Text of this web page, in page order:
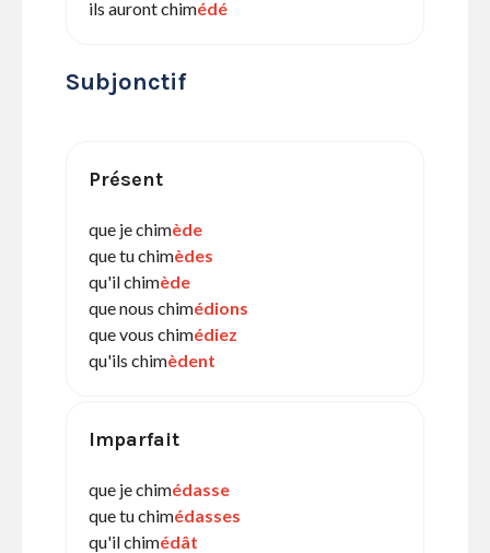
ils auront chimédé
Subjonctif
Présent
que je chimède
que tu chimèdes
qu'il chimède
que nous chimédions
que vous chimédiez
qu'ils chimèdent
Imparfait
que je chimédasse
que tu chimédasses
qu'il chimédât